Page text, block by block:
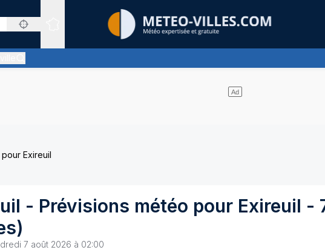
Sites expertis&eacute;s
pas de nuages
Exireuil
- Prévisions météo pour Exireuil -
)
7 août 2026 à 02:00